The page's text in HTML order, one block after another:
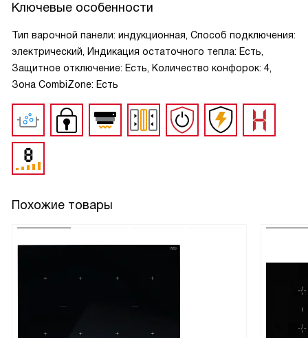
Ключевые особенности
Тип варочной панели: индукционная, Способ подключения:
электрический, Индикация остаточного тепла: Есть,
Защитное отключение: Есть, Количество конфорок: 4,
Зона CombiZone: Есть
Похожие товары